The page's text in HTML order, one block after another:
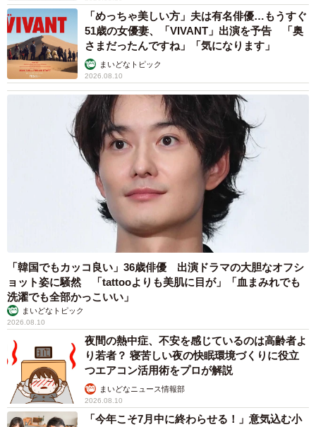
ースマホやデジタルツールではなく、ノートにしている理
由はありますか？
デコれるからです！（笑）ノートを書こうと思っても中々
書き出す時間がなかったり、億劫になってしまうこともあ
るかと思うのですが、シールや写真など自分の好きをたく
さん散りばめたノートだと、開くだけでワクワクして、書
いてみよう！という気持ちになります！またそうやって書
き続けたノートは、自分が今まで何に悩んできたのかを見
返せる本のようなものになるので、手元に残すためにもノ
＜ウクさん関連情報＞
▽Instagram
https://www.instagram.com/uku__0516/
▽X（旧Twitter）
https://x.com/uku_516
「めっちゃ美しい方」夫は有名俳優…もうすぐ
51歳の女優妻、「VIVANT」出演を予告 「奥
さまだったんですね」「気になります」
まいどなトピック
2026.08.10
「韓国でもカッコ良い」36歳俳優 出演ドラマの大胆なオフシ
ョット姿に騒然 「tattooよりも美肌に目が」「血まみれでも
洗濯でも全部かっこいい」
まいどなトピック
2026.08.10
夜間の熱中症、不安を感じているのは高齢者よ
り若者？ 寝苦しい夜の快眠環境づくりに役立
つエアコン活用術をプロが解説
まいどなニュース情報部
2026.08.10
「今年こそ7月中に終わらせる！」意気込む小